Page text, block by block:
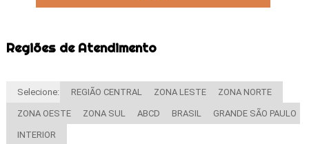
Regiões de Atendimento
Selecione: REGIÃO CENTRAL ZONA LESTE ZONA NORTE
ZONA OESTE ZONA SUL ABCD BRASIL GRANDE SÃO PAULO
INTERIOR